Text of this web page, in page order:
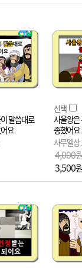
말씀대로
요
선택
사울왕은
종했어요
사무엘상
4,000
3,500